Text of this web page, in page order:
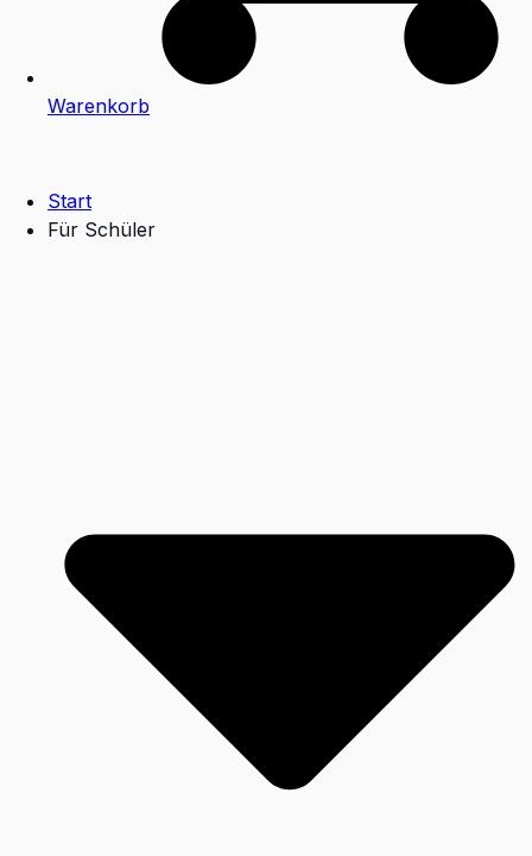
Warenkorb
Start
Für Schüler